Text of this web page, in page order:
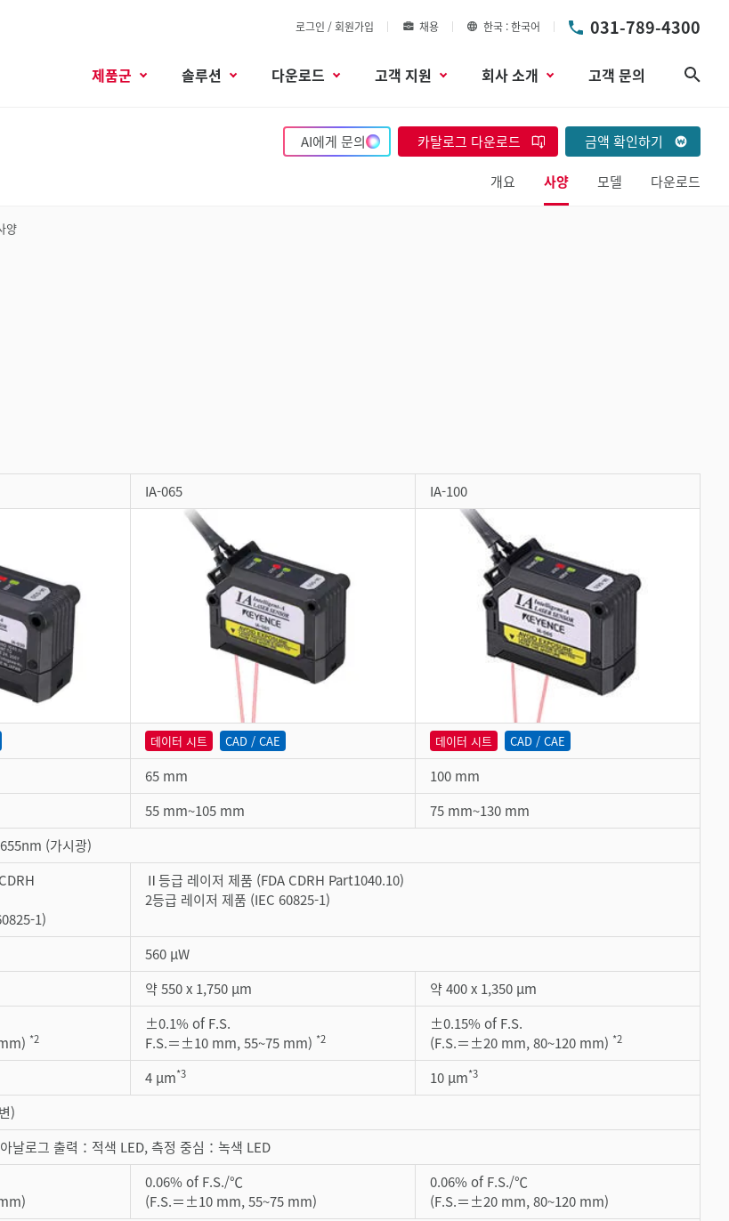
로그인 / 회원가입 채용 한국 한국어 031-789-4300
제품군 솔루션 다운로드 고객 지원 회사 소개 고객 문의
AI에게 문의 카탈로그 다운로드 금액 확인하기
개요 사양 모델 다운로드
양
IA-065
IA-100
데이터 시트 CAD / CAE 데이터 시트 CAD / CAE
65 mm
100 mm
55 mm~105 mm
75 mm~130 mm
(가시광)
1)
Ⅱ등급 레이저 제품 (FDA CDRH Part1040.10)
2등급 레이저 제품 (IEC 60825-1)
560 µW
약 550 x 1,750 µm
약 400 x 1,350 µm
*2
±0.1% of F.S.
F.S.＝±10 mm, 55~75 mm) *2
±0.15% of F.S.
(F.S.＝±20 mm, 80~120 mm) *2
4 µm*3 10 µm*3
)
날로그 출력：적색 LED, 측정 중심：녹색 LED
0.06% of F.S./℃
(F.S.＝±10 mm, 55~75 mm)
0.06% of F.S./℃
(F.S.＝±20 mm, 80~120 mm)